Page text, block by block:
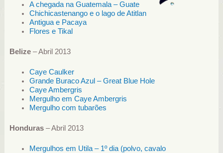
A chegada na Guatemala – Guate
Chichicastenango e o lago de Atitlan
Antigua e Pacaya
Flores e Tikal
Belize– Abril 2013
Caye Caulker
Grande Buraco Azul – Great Blue Hole
Caye Ambergris
Mergulho em Caye Ambergris
Mergulho com tubarões
Honduras– Abril 2013
Mergulhos em Utila – 1º dia (polvo, cavalo